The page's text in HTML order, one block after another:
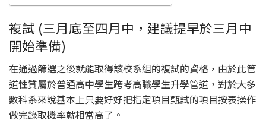
複試 (三月底至四月中，建議提早於三月中
開始準備)
在通過篩選之後就能取得該校系組的複試的資格，由於此管
道性質屬於普通高中學生跨考高職學生升學管道，對於大多
數科系來說基本上只要好好把指定項目甄試的項目按表操作
做完錄取機率就相當高了。